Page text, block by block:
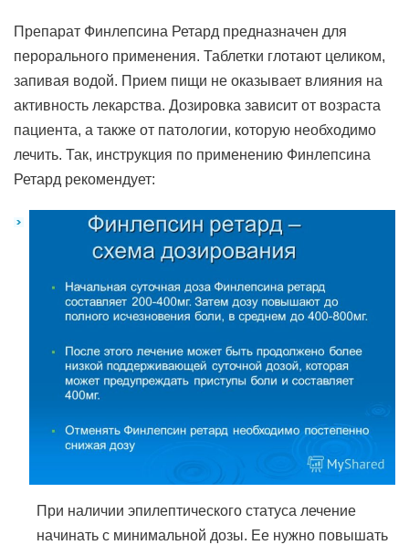
Препарат Финлепсина Ретард предназначен для
перорального применения. Таблетки глотают целиком,
запивая водой. Прием пищи не оказывает влияния на
активность лекарства. Дозировка зависит от возраста
пациента, а также от патологии, которую необходимо
лечить. Так, инструкция по применению Финлепсина
Ретард рекомендует:
При наличии эпилептического статуса лечение
начинать с минимальной дозы. Ее нужно повышать